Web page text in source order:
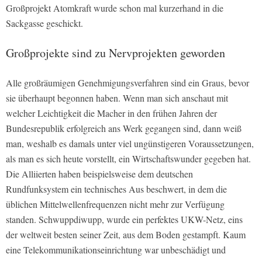
Großprojekt Atomkraft wurde schon mal kurzerhand in die
Sackgasse geschickt.
Großprojekte sind zu Nervprojekten geworden
Alle großräumigen Genehmigungsverfahren sind ein Graus, bevor
sie überhaupt begonnen haben. Wenn man sich anschaut mit
welcher Leichtigkeit die Macher in den frühen Jahren der
Bundesrepublik erfolgreich ans Werk gegangen sind, dann weiß
man, weshalb es damals unter viel ungünstigeren Voraussetzungen,
als man es sich heute vorstellt, ein Wirtschaftswunder gegeben hat.
Die Alliierten haben beispielsweise dem deutschen
Rundfunksystem ein technisches Aus beschwert, in dem die
üblichen Mittelwellenfrequenzen nicht mehr zur Verfügung
standen. Schwuppdiwupp, wurde ein perfektes UKW-Netz, eins
der weltweit besten seiner Zeit, aus dem Boden gestampft. Kaum
eine Telekommunikationseinrichtung war unbeschädigt und